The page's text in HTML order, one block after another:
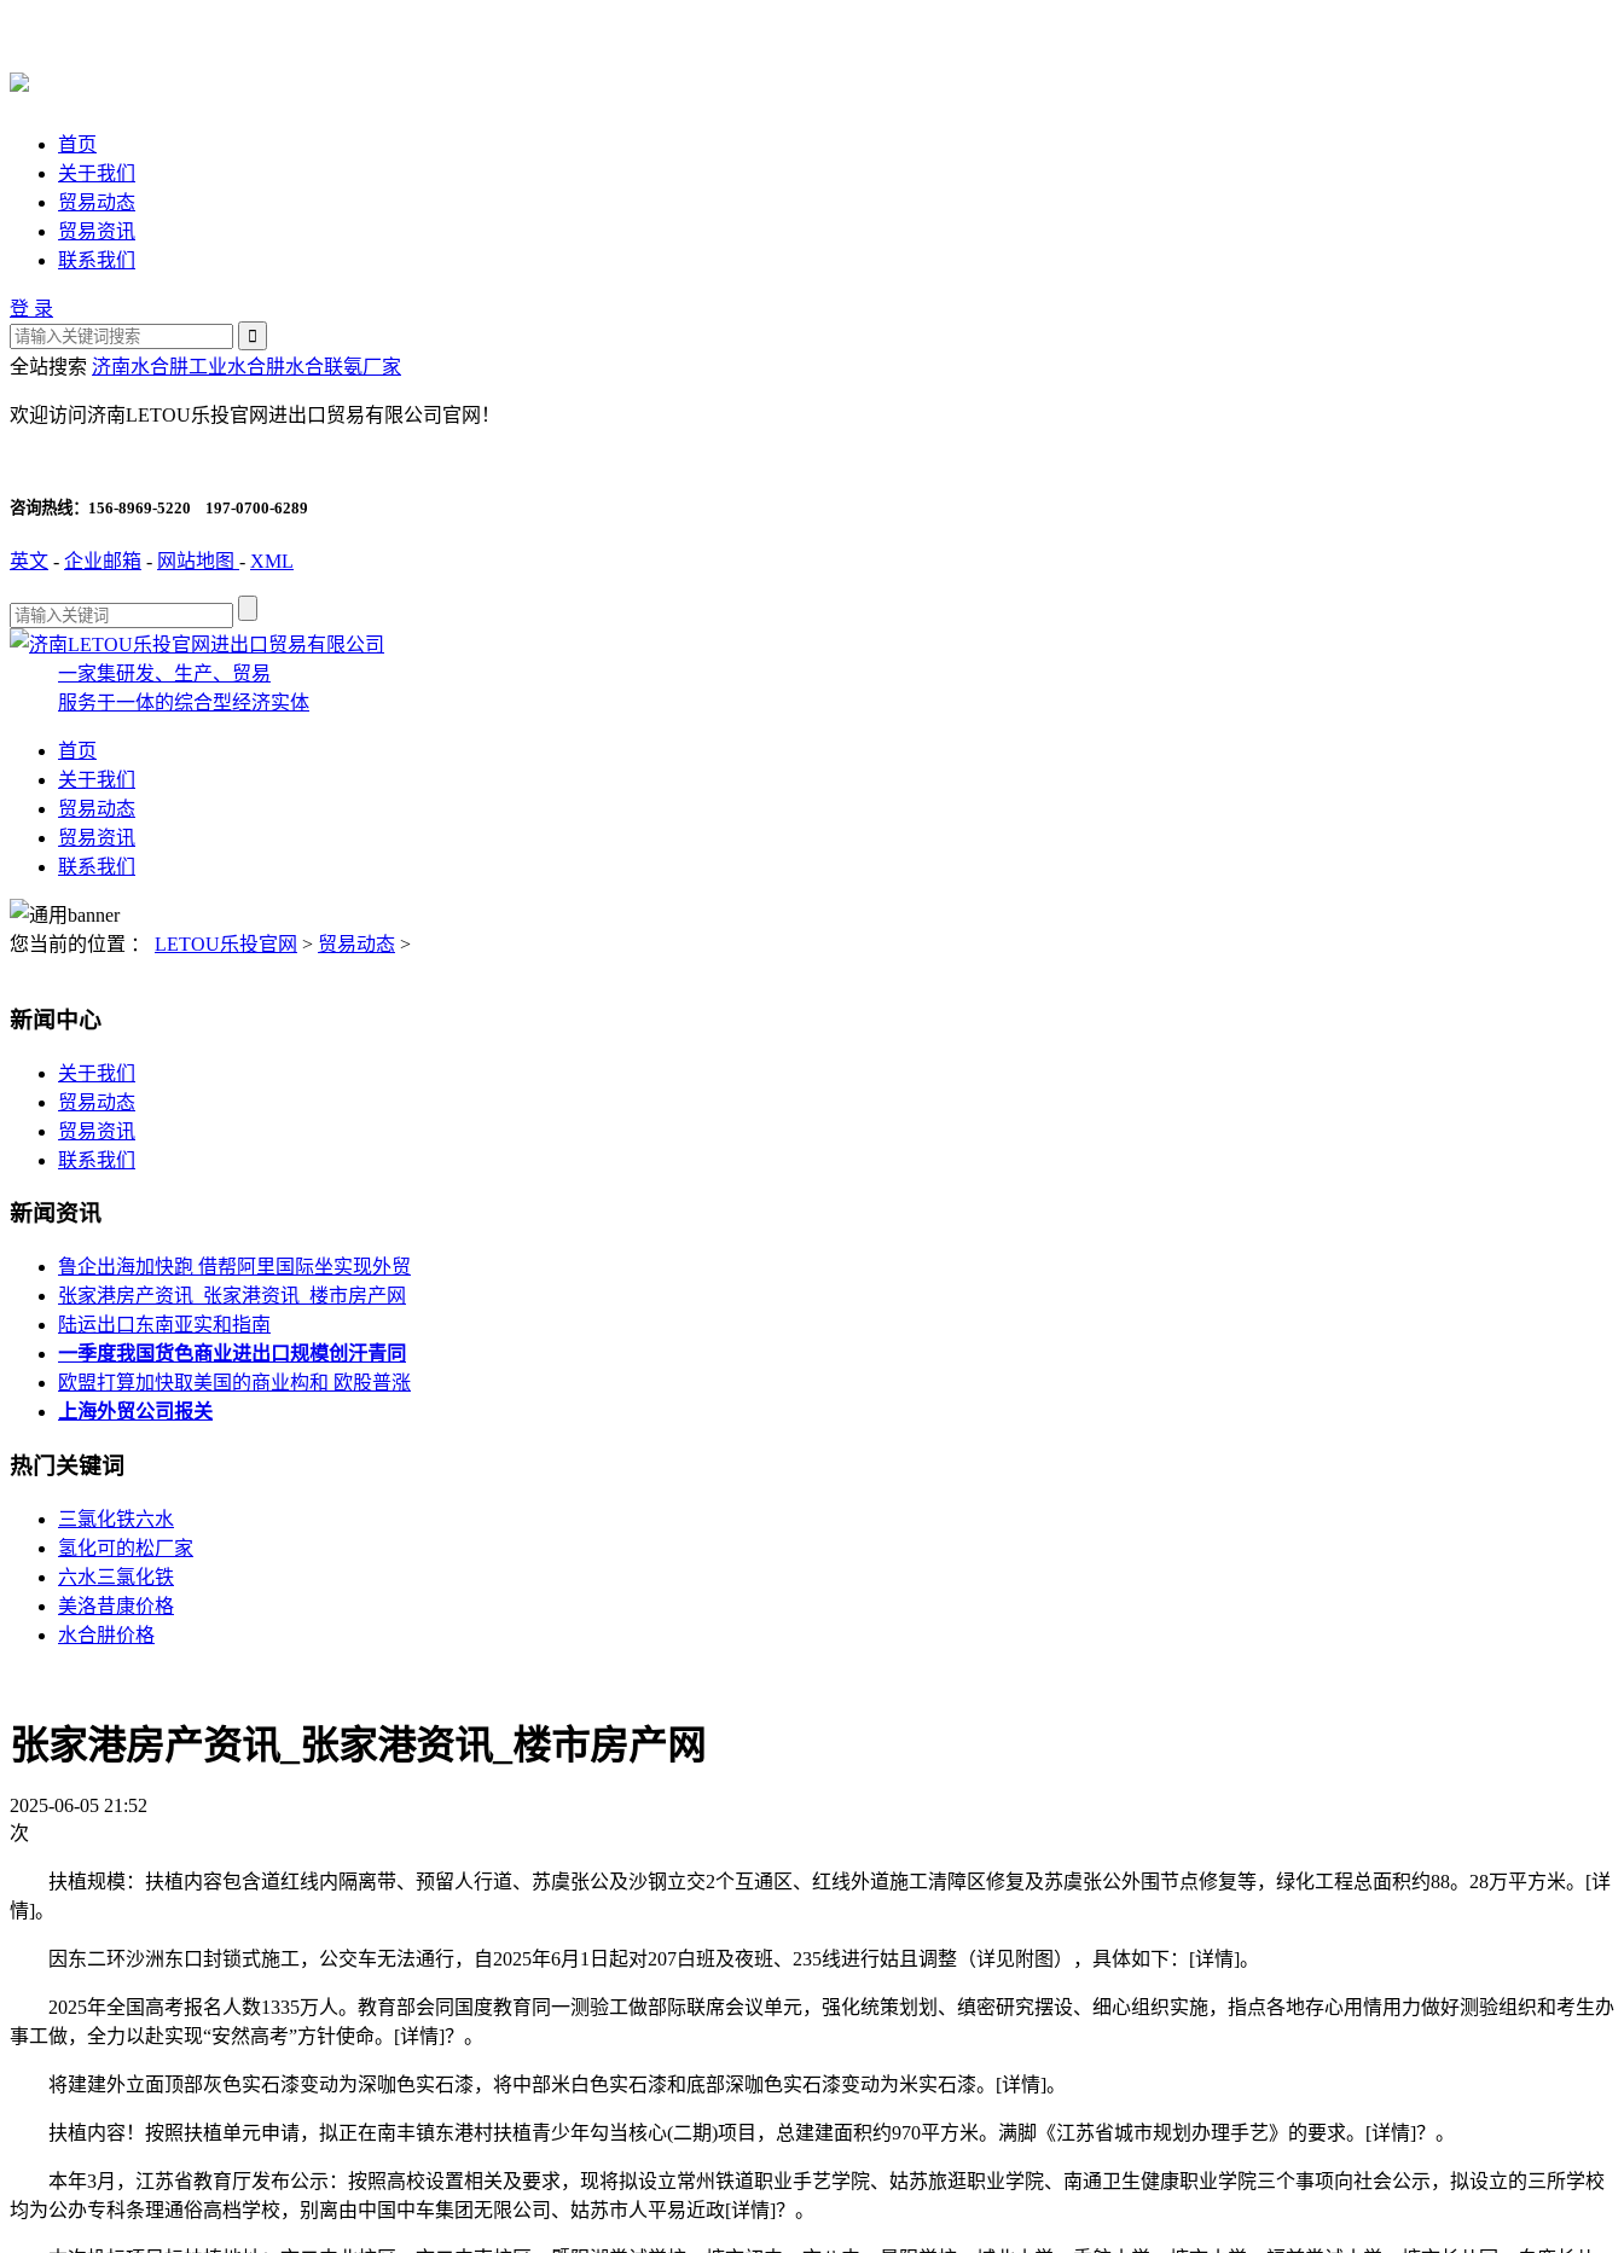
首页
关于我们
贸易动态
贸易资讯
联系我们
登 录
全站搜索 济南水合肼工业水合肼水合联氨厂家
欢迎访问济南LETOU乐投官网进出口贸易有限公司官网！
咨询热线： 156-8969-5220 197-0700-6289
英文 - 企业邮箱 - 网站地图 - XML
一家集研发、生产、贸易
服务于一体的综合型经济实体
首页
关于我们
贸易动态
贸易资讯
联系我们
您当前的位置 ： LETOU乐投官网 > 贸易动态 >
新闻中心
关于我们
贸易动态
贸易资讯
联系我们
新闻资讯
鲁企出海加快跑 借帮阿里国际坐实现外贸
张家港房产资讯_张家港资讯_楼市房产网
陆运出口东南亚实和指南
一季度我国货色商业进出口规模创汗青同
欧盟打算加快取美国的商业构和 欧股普涨
上海外贸公司报关
热门关键词
三氯化铁六水
氢化可的松厂家
六水三氯化铁
美洛昔康价格
水合肼价格
张家港房产资讯_张家港资讯_楼市房产网
2025-06-05 21:52
次
扶植规模：扶植内容包含道红线内隔离带、预留人行道、苏虞张公及沙钢立交2个互通区、红线外道施工清障区修复及苏虞张公外围节点修复等，绿化工程总面积约88。28万平方米。[详
情]。
因东二环沙洲东口封锁式施工，公交车无法通行，自2025年6月1日起对207白班及夜班、235线进行姑且调整（详见附图），具体如下：[详情]。
2025年全国高考报名人数1335万人。教育部会同国度教育同一测验工做部际联席会议单元，强化统策划划、缜密研究摆设、细心组织实施，指点各地存心用情用力做好测验组织和考生办
事工做，全力以赴实现“安然高考”方针使命。[详情]？。
将建建外立面顶部灰色实石漆变动为深咖色实石漆，将中部米白色实石漆和底部深咖色实石漆变动为米实石漆。[详情]。
扶植内容！按照扶植单元申请，拟正在南丰镇东港村扶植青少年勾当核心(二期)项目，总建建面积约970平方米。满脚《江苏省城市规划办理手艺》的要求。[详情]？。
本年3月，江苏省教育厅发布公示：按照高校设置相关及要求，现将拟设立常州铁道职业手艺学院、姑苏旅逛职业学院、南通卫生健康职业学院三个事项向社会公示，拟设立的三所学校
均为公办专科条理通俗高档学校，别离由中国中车集团无限公司、姑苏市人平易近政[详情]？。